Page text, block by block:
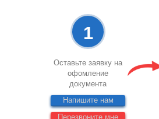
1
Оставьте заявку на
офомление
документа
Напишите нам
Перезвоните мне